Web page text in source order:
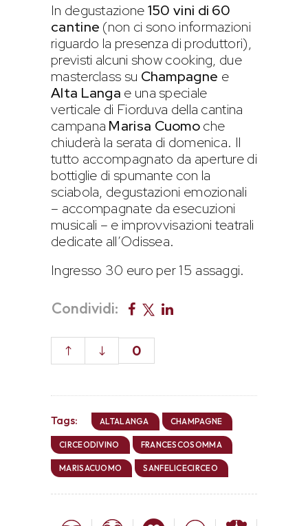
In degustazione150 vini di 60
cantine (non ci sono informazioni
riguardo la presenza di produttori),
previsti alcuni show cooking, due
masterclass su Champagne e
Alta Langa e una speciale
verticale di Fiorduva della cantina
campana Marisa Cuomoche
chiuderà la serata di domenica. Il
tutto accompagnato da aperture di
bottiglie di spumante con la
sciabola, degustazioni emozionali
– accompagnate da esecuzioni
musicali – e improvvisazioni teatrali
dedicate all’Odissea.
Ingresso 30 euro per 15 assaggi.
Condividi:
0
Tags: ALTALANGA CHAMPAGNE
CIRCEODIVINO FRANCESCOSOMMA
MARISACUOMO SANFELICECIRCEO